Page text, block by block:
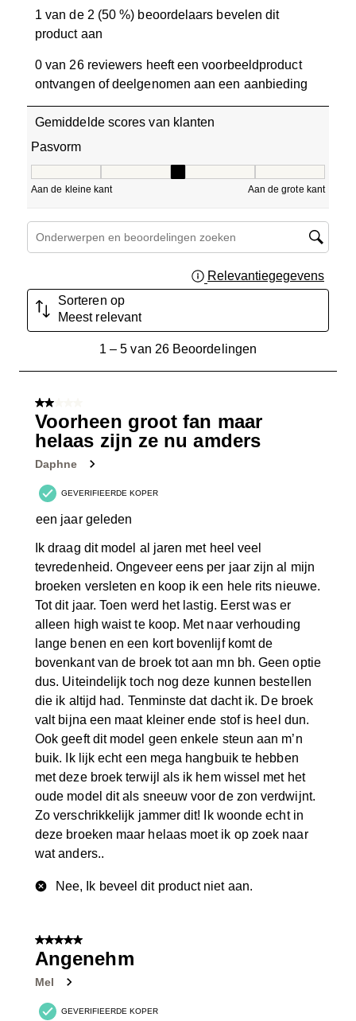
1 van de 2 (50 %) beoordelaars bevelen dit
product aan
0 van 26 reviewers heeft een voorbeeldproduct
ontvangen of deelgenomen aan een aanbieding
Gemiddelde scores van klanten
Pasvorm
Aan de kleine kant Aan de grote kant
Onderwerpen en beoordelingen zoeken per regio
Relevantiegegevens
Sorteren op
Meest relevant
van
Beoordelingen.
1 – 5 van 26 Beoordelingen
2 van 5 sterren.
Voorheen groot fan maar
helaas zijn ze nu amders
Daphne
GEVERIFIEERDE KOPER
een jaar geleden
Ik draag dit model al jaren met heel veel
tevredenheid. Ongeveer eens per jaar zijn al mijn
broeken versleten en koop ik een hele rits nieuwe.
Tot dit jaar. Toen werd het lastig. Eerst was er
alleen high waist te koop. Met naar verhouding
lange benen en een kort bovenlijf komt de
bovenkant van de broek tot aan mn bh. Geen optie
dus. Uiteindelijk toch nog deze kunnen bestellen
die ik altijd had. Tenminste dat dacht ik. De broek
valt bijna een maat kleiner ende stof is heel dun.
Ook geeft dit model geen enkele steun aan m’n
buik. Ik lijk echt een mega hangbuik te hebben
met deze broek terwijl als ik hem wissel met het
oude model dit als sneeuw voor de zon verdwijnt.
Zo verschrikkelijk jammer dit! Ik woonde echt in
deze broeken maar helaas moet ik op zoek naar
wat anders..
Nee, Ik beveel dit product niet aan.
5 van 5 sterren.
Angenehm
Mel
GEVERIFIEERDE KOPER